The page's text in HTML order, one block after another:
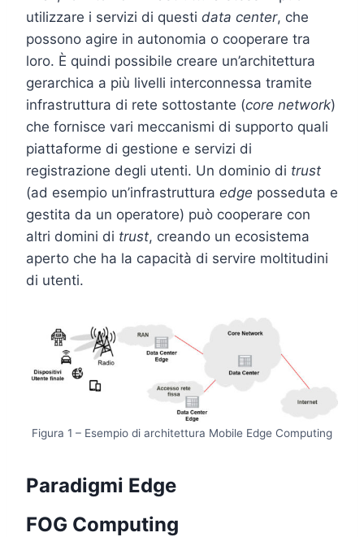
utilizzare i servizi di questi data center, che
possono agire in autonomia o cooperare tra
loro. È quindi possibile creare un’architettura
gerarchica a più livelli interconnessa tramite
infrastruttura di rete sottostante (core network)
che fornisce vari meccanismi di supporto quali
piattaforme di gestione e servizi di
registrazione degli utenti. Un dominio di trust
(ad esempio un’infrastruttura edge posseduta e
gestita da un operatore) può cooperare con
altri domini di trust, creando un ecosistema
aperto che ha la capacità di servire moltitudini
di utenti.
Figura 1 – Esempio di architettura Mobile Edge Computing
Paradigmi Edge
FOG Computing